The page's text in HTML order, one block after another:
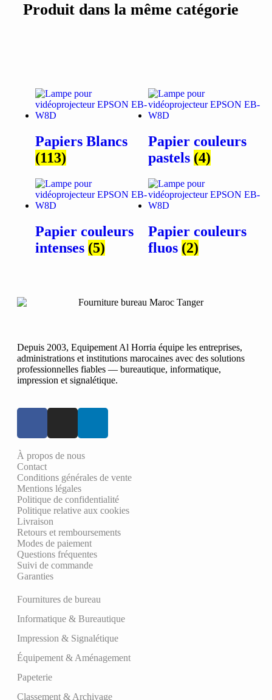
Produit dans la même catégorie
Papiers Blancs
(113)
Papier couleurs
pastels (4)
Papier couleurs
intenses (5)
Papier couleurs
fluos (2)
Depuis 2003, Equipement Al Horria équipe les entreprises,
administrations et institutions marocaines avec des solutions
professionnelles fiables — bureautique, informatique,
impression et signalétique.
À propos de nous
Contact
Conditions générales de vente
Mentions légales
Politique de confidentialité
Politique relative aux cookies
Livraison
Retours et remboursements
Modes de paiement
Questions fréquentes
Suivi de commande
Garanties
Fournitures de bureau
Informatique & Bureautique
Impression & Signalétique
Équipement & Aménagement
Papeterie
Classement & Archivage